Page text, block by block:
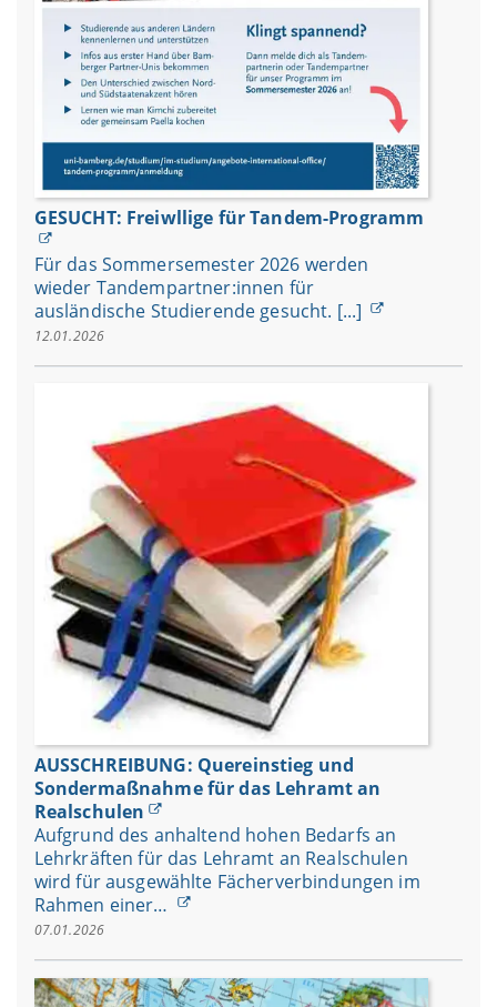
GESUCHT: Freiwllige für Tandem-Programm
Für das Sommersemester 2026 werden
wieder Tandempartner:innen für
ausländische Studierende gesucht. [...]
12.01.2026
AUSSCHREIBUNG: Quereinstieg und
Sondermaßnahme für das Lehramt an
Realschulen
Aufgrund des anhaltend hohen Bedarfs an
Lehrkräften für das Lehramt an Realschulen
wird für ausgewählte Fächerverbindungen im
Rahmen einer…
07.01.2026